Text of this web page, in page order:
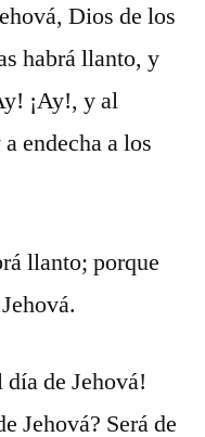
Dios de los
habrá llanto, y
¡Ay!, y al
endecha a los
llanto; porque
día de Jehová!
Jehová? Será de